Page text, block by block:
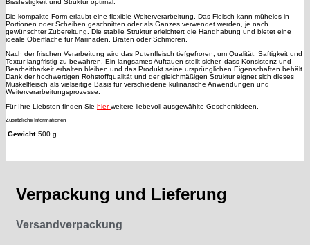
Bissfestigkeit und Struktur optimal.
Die kompakte Form erlaubt eine flexible Weiterverarbeitung. Das Fleisch kann mühelos in
Portionen oder Scheiben geschnitten oder als Ganzes verwendet werden, je nach
gewünschter Zubereitung. Die stabile Struktur erleichtert die Handhabung und bietet eine
ideale Oberfläche für Marinaden, Braten oder Schmoren.
Nach der frischen Verarbeitung wird das Putenfleisch tiefgefroren, um Qualität, Saftigkeit und
Textur langfristig zu bewahren. Ein langsames Auftauen stellt sicher, dass Konsistenz und
Bearbeitbarkeit erhalten bleiben und das Produkt seine ursprünglichen Eigenschaften behält.
Dank der hochwertigen Rohstoffqualität und der gleichmäßigen Struktur eignet sich dieses
Muskelfleisch als vielseitige Basis für verschiedene kulinarische Anwendungen und
Weiterverarbeitungsprozesse.
Für Ihre Liebsten finden Sie hierweitere liebevoll ausgewählte Geschenkideen.
Zusätzliche Informationen
Gewicht 500 g
Verpackung und Lieferung
Versandverpackung